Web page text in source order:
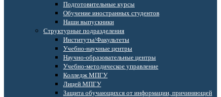
Подготовительные курсы
Обучение иностранных студентов
Наши выпускники
Структурные подразделения
Институты/Факультеты
Учебно-научные центры
Научно-образовательные центры
Учебно-методическое управление
Колледж МПГУ
Лицей МПГУ
Защита обучающихся от информации, причиняющей